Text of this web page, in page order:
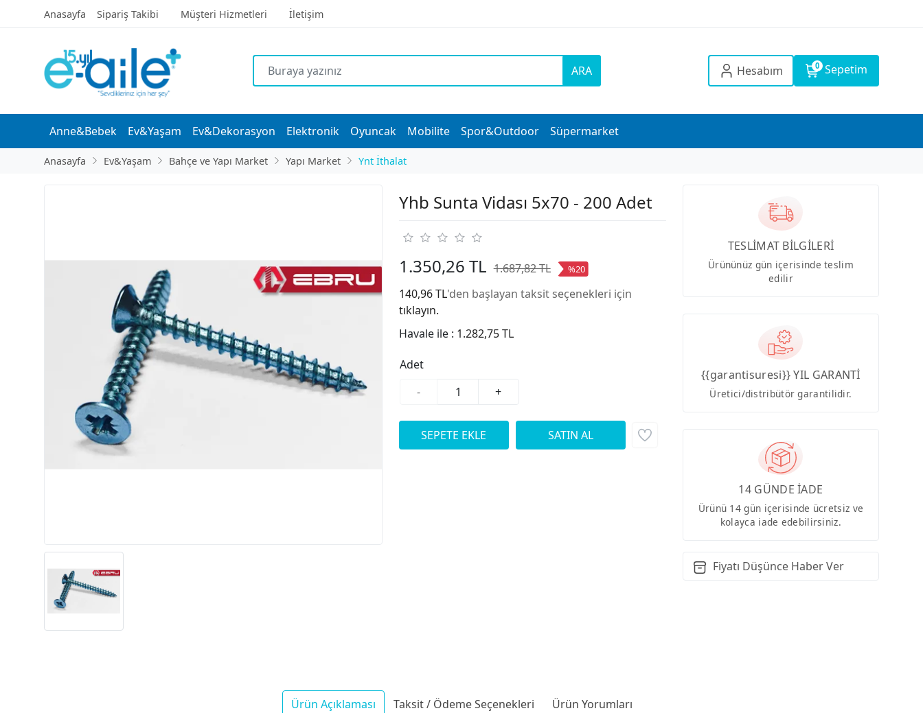
Anasayfa Sipariş Takibi Müşteri Hizmetleri İletişim
ARA Hesabım 0 Sepetim
Anne&Bebek Ev&Yaşam Ev&Dekorasyon Elektronik Oyuncak Mobilite Spor&Outdoor Süpermarket
Anasayfa Ev&Yaşam Bahçe ve Yapı Market Yapı Market Ynt İthalat
Yhb Sunta Vidası 5x70 - 200 Adet
1.350,26 TL 1.687,82 TL %20
140,96 TL'den başlayan taksit seçenekleri için
tıklayın.
Havale ile : 1.282,75 TL
Adet
-
+
TESLİMAT BİLGİLERİ
Ürününüz gün içerisinde teslim
edilir
{{garantisuresi}} YIL GARANTİ
Üretici/distribütör garantilidir.
14 GÜNDE İADE
Ürünü 14 gün içerisinde ücretsiz ve
kolayca iade edebilirsiniz.
Fiyatı Düşünce Haber Ver
Ürün Açıklaması Taksit / Ödeme Seçenekleri Ürün Yorumları